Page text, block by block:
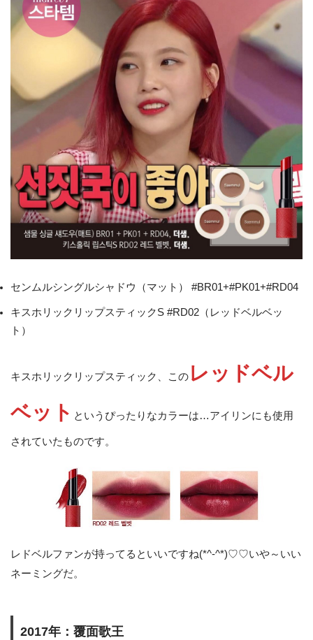
センムルシングルシャドウ（マット） #BR01+#PK01+#RD04
キスホリックリップスティックS #RD02（レッドベルベッ
ト）
キスホリックリップスティック、この レッドベル
ベット というぴったりなカラーは…アイリンにも使用
されていたものです。
レドベルファンが持ってるといいですね(*^-^*)♡♡いや～いい
ネーミングだ。
2017年：覆面歌王